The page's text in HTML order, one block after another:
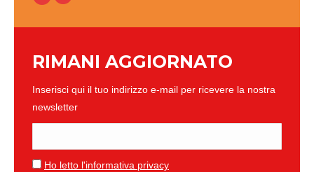
Linkedin
RIMANI AGGIORNATO
Inserisci qui il tuo indirizzo e-mail per ricevere la nostra
newsletter
Ho letto l'informativa privacy